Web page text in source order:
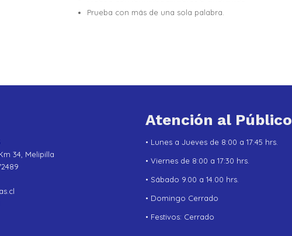
Prueba con más de una sola palabra.
34, Melipilla
Atención al Público
• Lunes a Jueves de 8:00 a 17:45 hrs.
• Viernes de 8:00 a 17:30 hrs.
• Sábado 9.00 a 14.00 hrs.
• Domingo Cerrado
• Festivos: Cerrado